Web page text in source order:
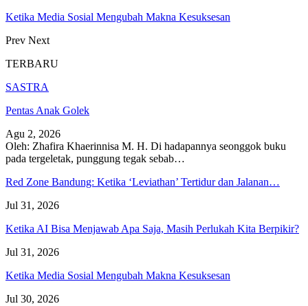
Ketika Media Sosial Mengubah Makna Kesuksesan
Prev Next
TERBARU
SASTRA
Pentas Anak Golek
Agu 2, 2026
Oleh: Zhafira Khaerinnisa M. H. Di hadapannya seonggok buku
pada tergeletak, punggung tegak sebab…
Red Zone Bandung: Ketika ‘Leviathan’ Tertidur dan Jalanan…
Jul 31, 2026
Ketika AI Bisa Menjawab Apa Saja, Masih Perlukah Kita Berpikir?
Jul 31, 2026
Ketika Media Sosial Mengubah Makna Kesuksesan
Jul 30, 2026